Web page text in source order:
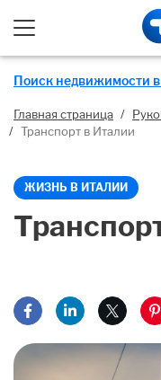
Поиск недвижимости
Главная страница /
/ Транспорт в Италии
ЖИЗНЬ В ИТАЛИИ
Поделиться на
Поделиться